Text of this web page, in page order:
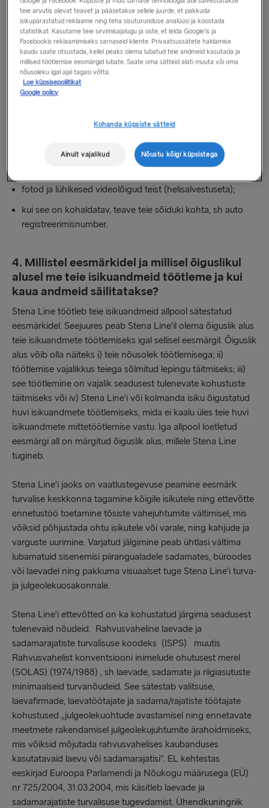
Mingit heli salvestamist ei toimu üheski kohas.
Sanitaarruumides videovalvet pole.
Niipea, kui sisenete videovalvega alale, teavitatakse teid
jälgimisest graafiliste märkidega.
3. Milliseid isikuandmete kategooriaid me
Stena Line töötleb järgmisi isikuandmete kategooriaid:
fotod ja lühikesed videolõigud teist (helisalvestuseta);
kui see on kohaldatav, teave teie sõiduki kohta, sh auto
registreerimisnumber.
4. Millistel eesmärkidel ja millisel õiguslikul
alusel me teie isikuandmeid töötleme ja kui
kaua andmeid säilitatakse?
Stena Line töötleb teie isikuandmeid allpool sätestatud
eesmärkidel. Seejuures peab Stena Line'il olema õiguslik alus
teie isikuandmete töötlemiseks igal sellisel eesmärgil. Õiguslik
alus võib olla näiteks i) teie nõusolek töötlemisega; ii)
töötlemise vajalikkus teiega sõlmitud lepingu täitmiseks; iii)
see töötlemine on vajalik seadusest tulenevate kohustuste
täitmiseks või iv) Stena Line'i või kolmanda isiku õigustatud
huvi isikuandmete töötlemiseks, mida ei kaalu üles teie huvi
isikuandmete mittetöötlemise vastu. Iga allpool loetletud
eesmärgi all on märgitud õiguslik alus, millele Stena Line
tugineb.
Stena Line’i jaoks on vaatlustegevuse peamine eesmärk
turvalise keskkonna tagamine kõigile isikutele ning ettevõtte
ennetustöö toetamine tõsiste vahejuhtumite vältimisel, mis
võiksid põhjustada ohtu isikutele või varale, ning kahjude ja
varguste uurimine. Varjatud jälgimine peab ühtlasi vältima
lubamatuid sisenemisi piirangualadele sadamates, büroodes
või laevadel ning pakkuma visuaalset tuge Stena Line'i turva-
ja julgeolekuosakonnale.
Stena Line'i ettevõtted on ka kohustatud järgima seadusest
tulenevaid nõudeid. Rahvusvaheline laevade ja
sadamarajatiste turvalisuse koodeks (ISPS) muutis
Rahvusvahelist konventsiooni inimelude ohutusest merel
(SOLAS) (1974/1988) , sh laevade, sadamate ja riigiasutuste
minimaalseid turvanõudeid. See sätestab valitsuse,
laevafirmade, laevatöötajate ja sadama/rajatiste töötajate
kohustused „julgeolekuohtude avastamisel ning ennetavate
meetmete rakendamisel julgeolekujuhtumite ärahoidmiseks,
mis võiksid mõjutada rahvusvahelises kaubanduses
kasutatavaid laevu või sadamarajatisi“. EL kehtestas
eeskirjad Euroopa Parlamendi ja Nõukogu määrusega (EÜ)
nr 725/2004, 31.03.2004, mis käsitleb laevade ja
sadamarajatiste turvalisuse tugevdamist. Ühendkuningriik
teie arvutis olevat teavet ja pääsetakse sellele juurde, et pakkuda
isikupärastatud reklaame ning teha sisuturunduse analüüsi ja koostada
statistikat. Kasutame teie sirvimisajalugu ja oste, et leida Google'is ja
Facebookis reklaamimiseks sarnaseid kliente. Privaatsussätete haldamise
kaudu saate otsustada, kellel peaks olema lubatud teie andmeid kasutada ja
millised töötlemise eesmärgid lubate. Saate oma sätteid alati muuta või oma
nõusoleku igal ajal tagasi võtta.
Loe küpsisepoliitikat
Google policy
Kohanda küpsiste sätteid
Ainult vajalikud Nõustu kõigi küpsistega